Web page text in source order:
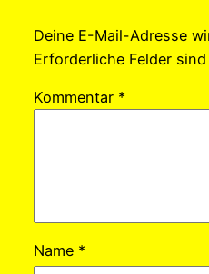
Deine E-Mail-Adresse
Erforderliche Felder
Kommentar *
Name *